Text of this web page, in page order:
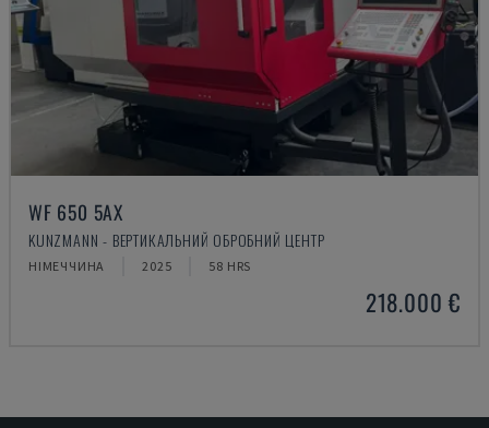
WF 650 5AX
KUNZMANN - ВЕРТИКАЛЬНИЙ ОБРОБНИЙ ЦЕНТР
НІМЕЧЧИНА 2025 58 HRS
218.000 €